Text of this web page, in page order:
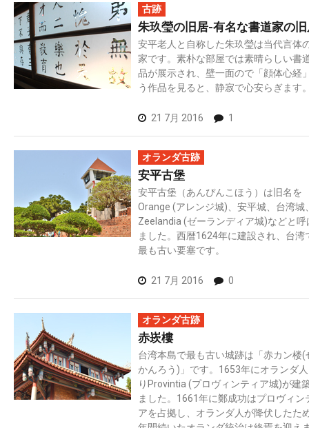
古跡
朱玖瑩の旧居-有名な書道家の
安平老人と自称した朱玖瑩は当代言体
家です。素朴な部屋では素晴らしい書
品が展示され、壁一面ので「顔体心経
う作品を見ると、静寂で心安らぎます
21 7月 2016 1
オランダ古跡
安平古堡
安平古堡（あんぴんこほう）は旧名を
Orange (アレンジ城)、安平城、台湾城
Zeelandia (ゼーランディア城)などと呼
ました。西暦1624年に建設され、台湾
最も古い要塞です。
21 7月 2016 0
オランダ古跡
赤崁樓
台湾本島で最も古い城跡は「赤カン楼(
かんろう)」です。1653年にオランダ
りProvintia (プロヴィンティア城)が建
ました。1661年に鄭成功はプロヴィン
アを占拠し、オランダ人が降伏したた